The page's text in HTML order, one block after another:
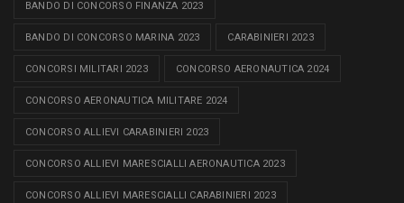
BANDO DI CONCORSO FINANZA 2023
BANDO DI CONCORSO MARINA 2023 CARABINIERI 2023
CONCORSI MILITARI 2023 CONCORSO AERONAUTICA 2024
CONCORSO AERONAUTICA MILITARE 2024
CONCORSO ALLIEVI CARABINIERI 2023
CONCORSO ALLIEVI MARESCIALLI AERONAUTICA 2023
CONCORSO ALLIEVI MARESCIALLI CARABINIERI 2023